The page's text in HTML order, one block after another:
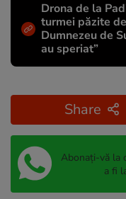
Drona de la
turmei păzite
Dumnezeu de
au speriat”
Share
Abonați-vă la
a fi